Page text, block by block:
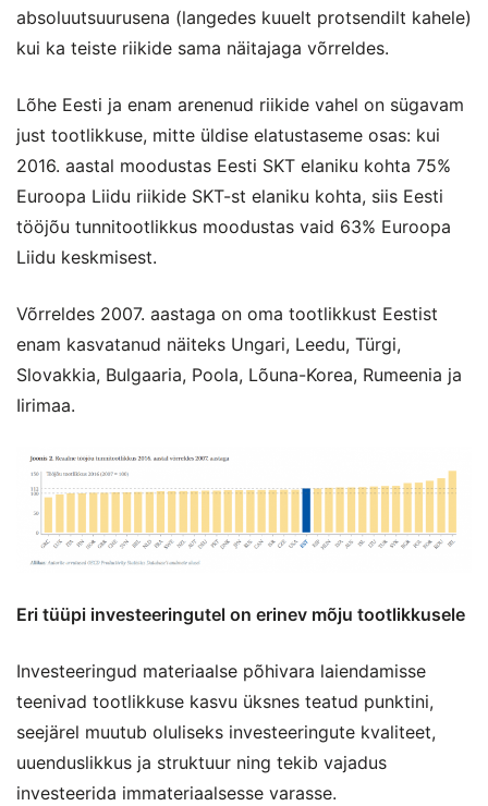
absoluutsuurusena (langedes kuuelt protsendilt kahele)
kui ka teiste riikide sama näitajaga võrreldes.
Lõhe Eesti ja enam arenenud riikide vahel on sügavam
just tootlikkuse, mitte üldise elatustaseme osas: kui
2016. aastal moodustas Eesti SKT elaniku kohta 75%
Euroopa Liidu riikide SKT-st elaniku kohta, siis Eesti
tööjõu tunnitootlikkus moodustas vaid 63% Euroopa
Liidu keskmisest.
Võrreldes 2007. aastaga on oma tootlikkust Eestist
enam kasvatanud näiteks Ungari, Leedu, Türgi,
Slovakkia, Bulgaaria, Poola, Lõuna-Korea, Rumeenia ja
Iirimaa.
Eri tüüpi investeeringutel on erinev mõju tootlikkusele
Investeeringud materiaalse põhivara laiendamisse
teenivad tootlikkuse kasvu üksnes teatud punktini,
seejärel muutub oluliseks investeeringute kvaliteet,
uuenduslikkus ja struktuur ning tekib vajadus
investeerida immateriaalsesse varasse.